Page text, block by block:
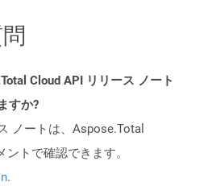
Cloud API リリース ノート
すか?
ノートは、Aspose.Total
ントで確認できます。
.